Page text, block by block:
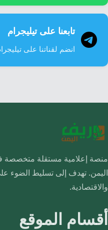
تابعنا على تيليجرام
انضم لقناتنا على
منصة إعلامية مستقلة متخصصة
اليمن. تهدف إلى تسليط الضوء على
والاقتصادية.
أقسام الموقع